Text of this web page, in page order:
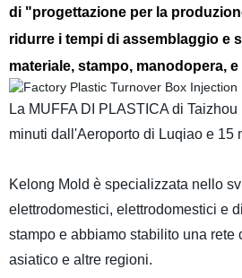
di "progettazione per la
ridurre i tempi di assemblaggio e
materiale, stampo, manodopera,
La MUFFA DI PLASTICA di
minuti dall'Aeroporto di Luqiao e 15
Kelong Mold è specializzata nello
elettrodomestici, elettrodomestici e
stampo e abbiamo stabilito una
asiatico e altre regioni.